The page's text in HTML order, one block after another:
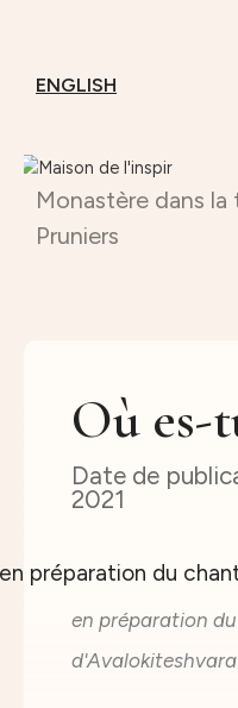
ENGLISH
Monastère dans
Pruniers
Où es-
2021
en préparation
d'Avalokiteshvara